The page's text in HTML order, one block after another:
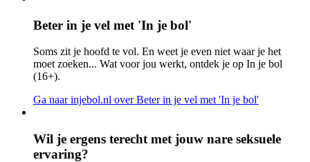
Beter in je vel met 'In je bol'
Soms zit je hoofd te vol. En weet je even niet waar je het
moet zoeken... Wat voor jou werkt, ontdek je op In je bol
(16+).
Ga naar injebol.nl over Beter in je vel met 'In je bol'
Wil je ergens terecht met jouw nare seksuele
ervaring?